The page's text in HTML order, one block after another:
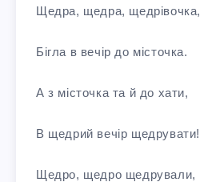
Щедра, щедра, щедрівочка,
Бігла в вечір до місточка.
А з місточка та й до хати,
В щедрий вечір щедрувати!
Щедро, щедро щедрували,